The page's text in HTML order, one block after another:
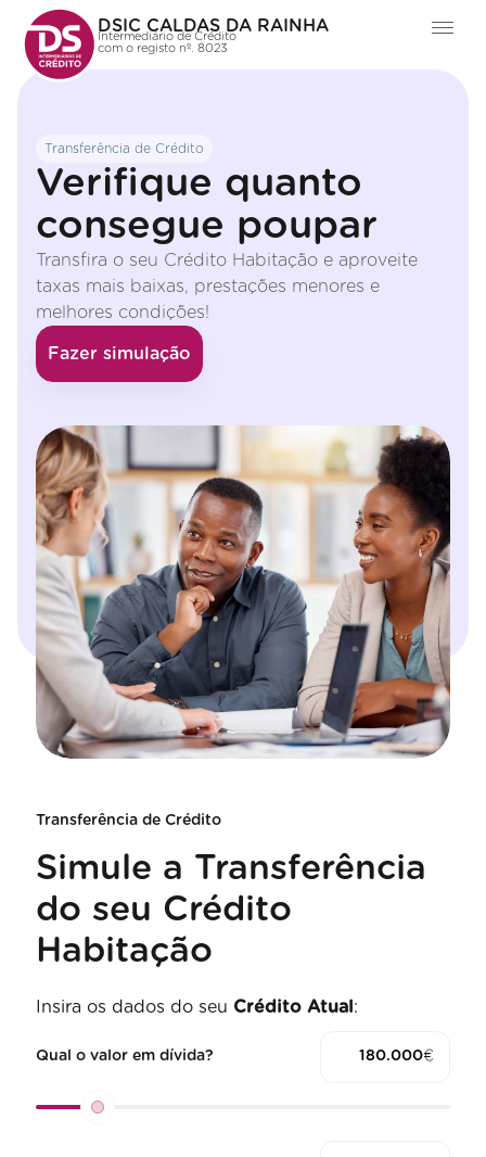
DSIC CALDAS DA RAINHA
Intermediário de Crédito
com o registo nº. 8023
Transferência de Crédito
Verifique quanto
consegue poupar
Transfira o seu Crédito Habitação e aproveite
taxas mais baixas, prestações menores e
melhores condições!
Fazer simulação
Transferência de Crédito
Simule a Transferência
do seu Crédito
Habitação
Insira os dados do seu Crédito Atual:
Qual o valor em dívida? €